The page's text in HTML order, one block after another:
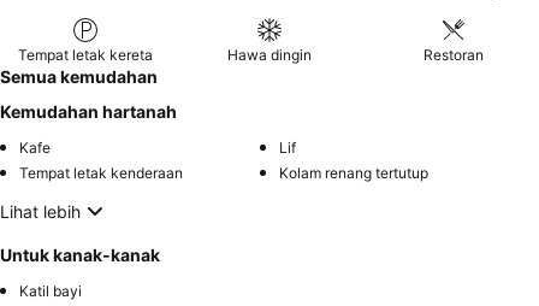
Tempat letak kereta Hawa dingin Restoran
Semua kemudahan
Kemudahan hartanah
Kafe
Lif
Tempat letak kenderaan
Kolam renang tertutup
Lihat lebih
Untuk kanak-kanak
Katil bayi